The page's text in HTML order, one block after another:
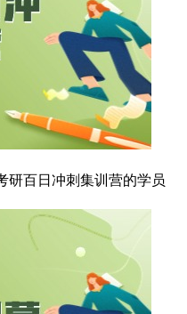
研百日冲刺集训营的学员